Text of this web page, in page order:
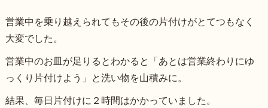
営業中を乗り越えられてもその後の片付けがとてつもなく
大変でした。
営業中のお皿が足りるとわかると「あとは営業終わりにゆ
っくり片付けよう」と洗い物を山積みに。
結果、毎日片付けに２時間はかかっていました。